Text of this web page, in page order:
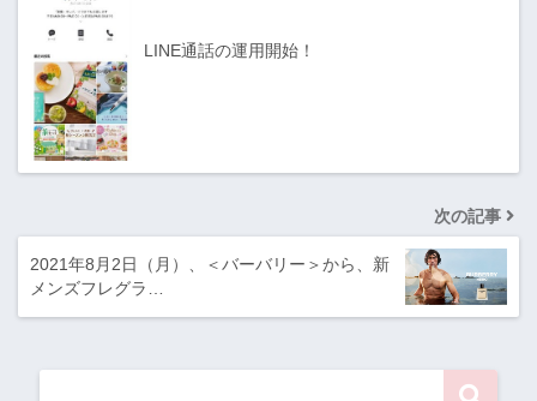
LINE通話の運用開始！
次の記事
2021年8月2日（月）、＜バーバリー＞から、新
メンズフレグラ…